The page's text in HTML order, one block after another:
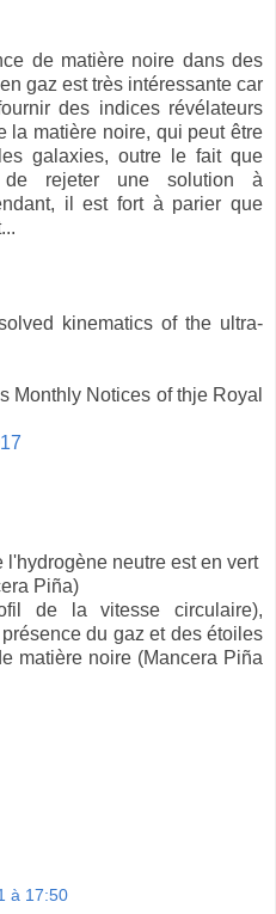
de matière noire dans des
gaz est très intéressante car
des indices révélateurs
la matière noire, qui peut être
galaxies, outre le fait que
de rejeter une solution à
il est fort à parier que
kinematics of the ultra-
Monthly Notices of thje Royal
l'hydrogène neutre est en vert
Piña)
de la vitesse circulaire),
du gaz et des étoiles
matière noire (Mancera Piña
à 17:50